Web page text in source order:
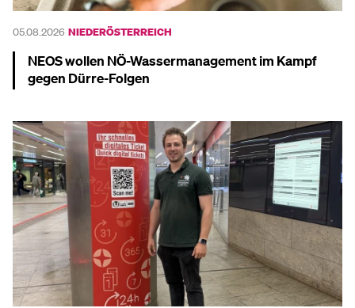
05.08.2026 NIEDERÖSTERREICH
NEOS wollen NÖ-Wassermanagement im Kampf
gegen Dürre-Folgen